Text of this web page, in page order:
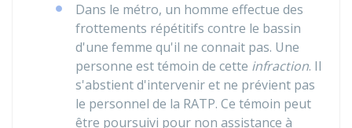
Dans le métro, un homme effectue des
frottements répétitifs contre le bassin
d'une femme qu'il ne connait pas. Une
personne est témoin de cette infraction. Il
s'abstient d'intervenir et ne prévient pas
le personnel de la RATP. Ce témoin peut
être poursuivi pour non assistance à